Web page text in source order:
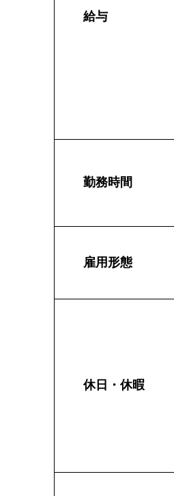
給与
勤務時間
雇用形態
休日・休暇